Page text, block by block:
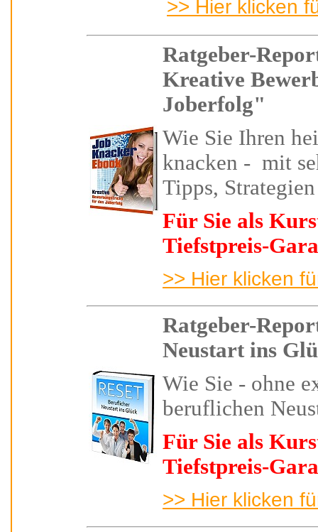
>> Hier klicken
Ratgeber-
Kreative
Joberfolg"
Wie Sie Ihren
knacken - mit
Tipps,
Für Sie als
Tiefstpreis-
>> Hier klicken
Ratgeber-
Neustart ins
Wie Sie - ohne
beruflichen
Für Sie als
Tiefstpreis-
>> Hier klicken